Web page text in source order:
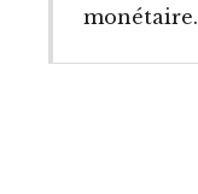
monétaire.